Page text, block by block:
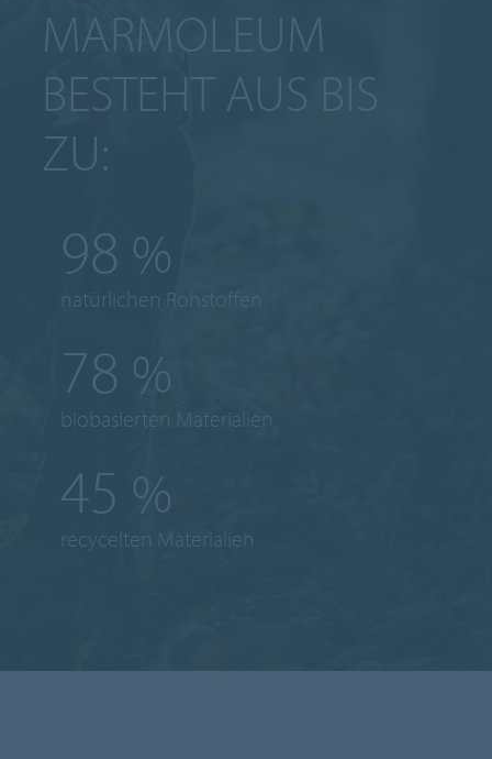
MARMOLEUM
BESTEHT AUS BIS
ZU:
98 %
natürlichen Rohstoffen
78 %
biobasierten Materialien
45 %
recycelten Materialien